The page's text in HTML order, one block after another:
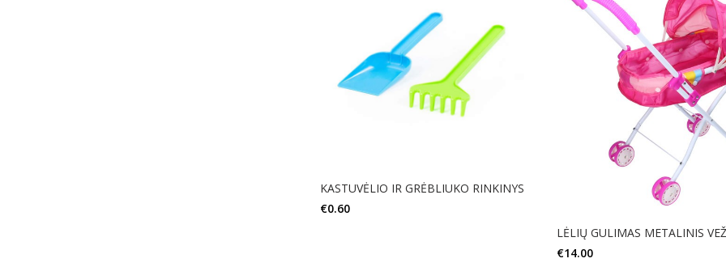
KASTUVĖLIO IR GRĖBLIUKO RINKINYS
€0.60
LĖLIŲ GULIMAS METALINIS
€14.00